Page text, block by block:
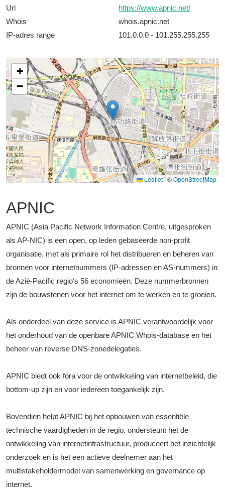
Url
https://www.apnic.net/
Whois
whois.apnic.net
IP-adres range
101.0.0.0 - 101.255.255.255
+
−
Leaflet|©OpenStreetMap
APNIC
APNIC (Asia Pacific Network Information Centre, uitgesproken
als AP-NIC) is een open, op leden gebaseerde non-profit
organisatie, met als primaire rol het distribueren en beheren van
bronnen voor internetnummers (IP-adressen en AS-nummers) in
de Azië-Pacific regio's 56 economieën. Deze nummerbronnen
zijn de bouwstenen voor het internet om te werken en te groeien.
Als onderdeel van deze service is APNIC verantwoordelijk voor
het onderhoud van de openbare APNIC Whois-database en het
beheer van reverse DNS-zonedelegaties.
APNIC biedt ook fora voor de ontwikkeling van internetbeleid, die
bottom-up zijn en voor iedereen toegankelijk zijn.
Bovendien helpt APNIC bij het opbouwen van essentiële
technische vaardigheden in de regio, ondersteunt het de
ontwikkeling van internetinfrastructuur, produceert het inzichtelijk
onderzoek en is het een actieve deelnemer aan het
multistakeholdermodel van samenwerking en governance op
internet.